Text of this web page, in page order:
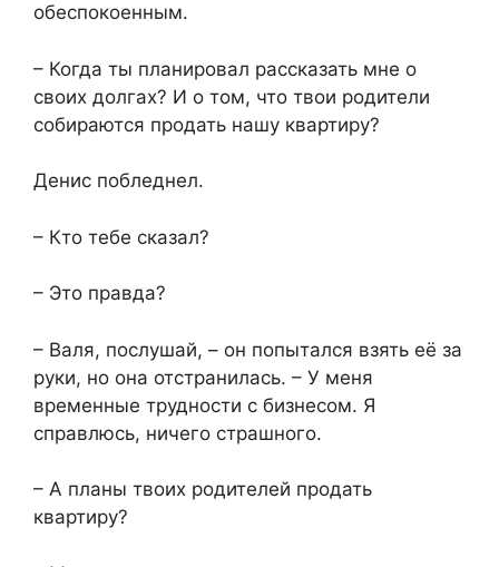
обеспокоенным.
– Когда ты планировал рассказать мне о
своих долгах? И о том, что твои родители
собираются продать нашу квартиру?
Денис побледнел.
– Кто тебе сказал?
– Это правда?
– Валя, послушай, – он попытался взять её за
руки, но она отстранилась. – У меня
временные трудности с бизнесом. Я
справлюсь, ничего страшного.
– А планы твоих родителей продать
квартиру?